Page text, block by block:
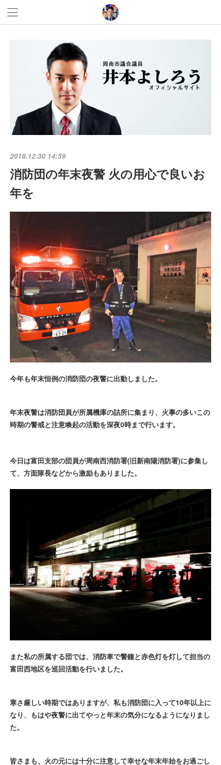
2018.12.30 14:59
消防団の年末夜警 火の用心で良いお
年を
今年も年末恒例の消防団の夜警に出動しました。
年末夜警は消防団員が所属機庫の詰所に集まり、火事の多いこの
時期の警戒と注意喚起の活動を深夜0時まで行います。
今日は富田支部の団員が周南西消防署(旧新南陽消防署)に参集し
て、方面隊長などから激励もありました。
また私の所属する団では、消防車で警鐘と赤色灯を灯して担当の
富田西地区を巡回活動を行いました。
寒さ厳しい時期ではありますが、私も消防団に入って10年以上に
なり、もはや夜警に出てやっと年末の気分になるようになりまし
た。
皆さまも、火の元には十分に注意して幸せな年末年始をお過ごし